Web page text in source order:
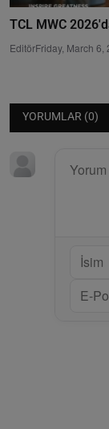
TCL MWC
EditörFriday, March 6,
YORUMLAR (0)